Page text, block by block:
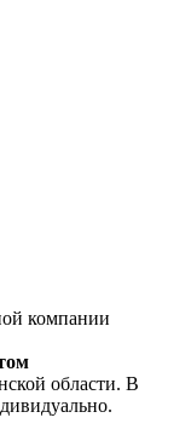
компании
области. В